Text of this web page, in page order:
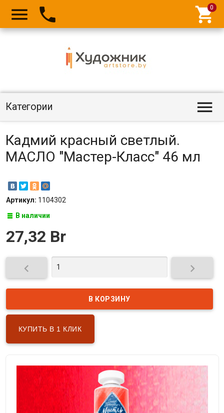
  
Категории 
Кадмий красный светлый.
МАСЛО "Мастер-Класс" 46 мл
Артикул: 1104302
В наличии
27,32 Br
 
КУПИТЬ В 1 КЛИК